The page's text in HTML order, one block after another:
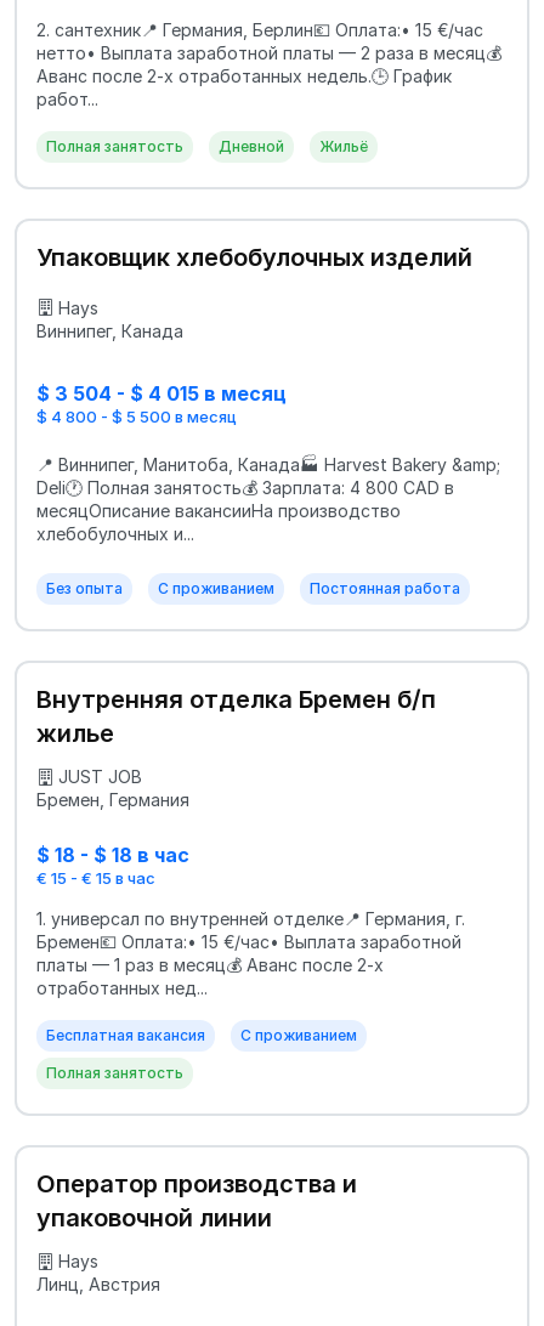
2. сантехник📍 Германия, Берлин💶 Оплата:• 15 €/час
нетто• Выплата заработной платы — 2 раза в месяц💰
Аванс после 2-х отработанных недель.🕒 График
работ...
Полная занятость Дневной Жильё
Упаковщик хлебобулочных изделий
Hays
Виннипег, Канада
$ 3 504 - $ 4 015 в месяц
$ 4 800 - $ 5 500 в месяц
📍 Виннипег, Манитоба, Канада🏭 Harvest Bakery &amp;
Deli🕐 Полная занятость💰 Зарплата: 4 800 CAD в
месяцОписание вакансииНа производство
хлебобулочных и...
Без опыта С проживанием Постоянная работа
Внутренняя отделка Бремен б/п
жилье
JUST JOB
Бремен, Германия
$ 18 - $ 18 в час
€ 15 - € 15 в час
1. универсал по внутренней отделке📍 Германия, г.
Бремен💶 Оплата:• 15 €/час• Выплата заработной
платы — 1 раз в месяц💰 Аванс после 2-х
отработанных нед...
Бесплатная вакансия С проживанием
Полная занятость
Оператор производства и
упаковочной линии
Hays
Линц, Австрия